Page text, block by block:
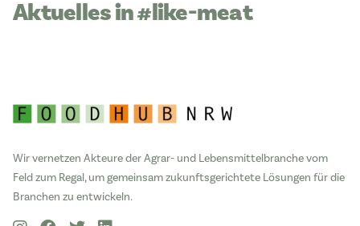
Aktuelles in #like-meat
Wir vernetzen Akteure der Agrar- und Lebensmittelbranche vom
Feld zum Regal, um gemeinsam zukunftsgerichtete Lösungen für die
Branchen zu entwickeln.